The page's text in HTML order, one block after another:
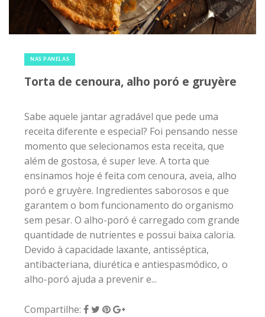
NAS PANELAS
Torta de cenoura, alho poró e gruyère
Sabe aquele jantar agradável que pede uma
receita diferente e especial? Foi pensando nesse
momento que selecionamos esta receita, que
além de gostosa, é super leve. A torta que
ensinamos hoje é feita com cenoura, aveia, alho
poró e gruyère. Ingredientes saborosos e que
garantem o bom funcionamento do organismo
sem pesar. O alho-poró é carregado com grande
quantidade de nutrientes e possui baixa caloria.
Devido à capacidade laxante, antisséptica,
antibacteriana, diurética e antiespasmódico, o
alho-poró ajuda a prevenir e...
Compartilhe: